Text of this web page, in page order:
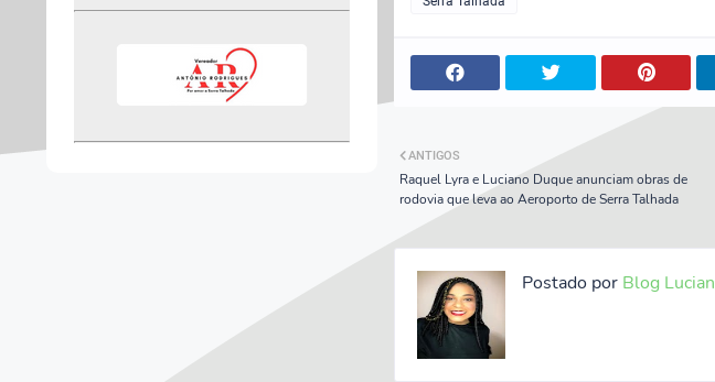
ANTIGOS
Raquel Lyra e Luciano Duque anunciam obras de
rodovia que leva ao Aeroporto de Serra Talhada
Postado por Blog